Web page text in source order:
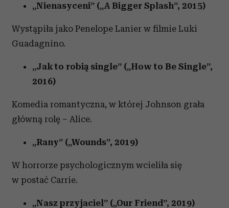
i reklam, aby oferować funkcje społecznościowe i
korzystasz z naszej witryny, udostępniamy partnerom
społecznościowym, reklamowym i analitycznym.
otrzymanymi od Ciebie lub uzyskanymi podczas
korzystania z ich usług.
„Nienasyceni” („A Bigger Splash”, 2015)
Wystąpiła jako Penelope Lanier w filmie Luki
Guadagnino.
„Jak to robią single” („How to Be Single”,
2016)
Komedia romantyczna, w której Johnson grała
główną rolę – Alice.
„Rany” („Wounds”, 2019)
W horrorze psychologicznym wcieliła się
w postać Carrie.
„Nasz przyjaciel” („Our Friend”, 2019)